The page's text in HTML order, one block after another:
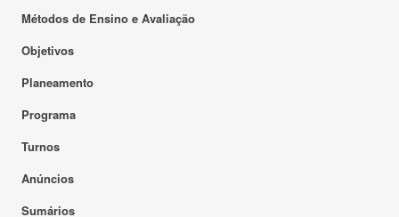
Métodos de Ensino e Avaliação
Objetivos
Planeamento
Programa
Turnos
Anúncios
Sumários